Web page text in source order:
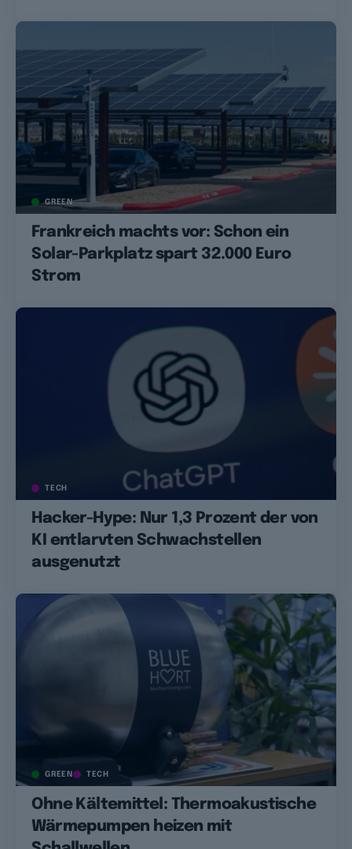
GREEN
Frankreich machts vor: Schon ein
Solar-Parkplatz spart 32.000 Euro
Strom
TECH
Hacker-Hype: Nur 1,3 Prozent der von
KI entlarvten Schwachstellen
ausgenutzt
GREEN TECH
Ohne Kältemittel: Thermoakustische
Wärmepumpen heizen mit